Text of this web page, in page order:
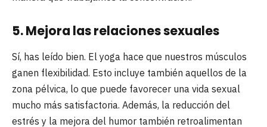
5. Mejora las relaciones sexuales
Sí, has leído bien. El yoga hace que nuestros músculos
ganen flexibilidad. Esto incluye también aquellos de la
zona pélvica, lo que puede favorecer una vida sexual
mucho más satisfactoria. Además, la reducción del
estrés y la mejora del humor también retroalimentan